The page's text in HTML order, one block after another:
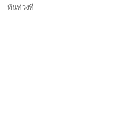
ทันท่วงที